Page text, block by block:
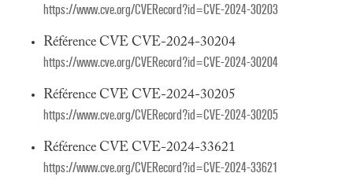
https://www.cve.org/CVERecord?id=CVE-2024-30203
Référence CVE CVE-2024-30204
https://www.cve.org/CVERecord?id=CVE-2024-30204
Référence CVE CVE-2024-30205
https://www.cve.org/CVERecord?id=CVE-2024-30205
Référence CVE CVE-2024-33621
https://www.cve.org/CVERecord?id=CVE-2024-33621